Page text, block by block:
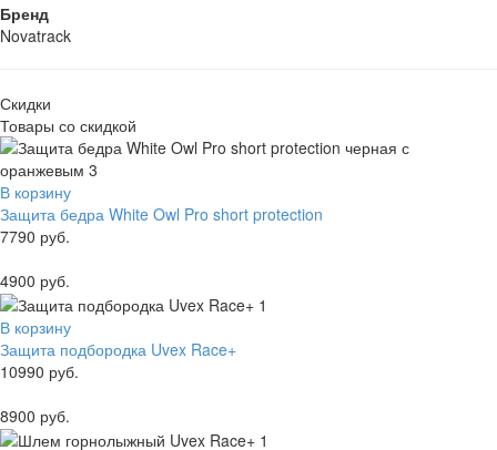
Бренд
Novatrack
Скидки
Товары со скидкой
В корзину
Защита бедра White Owl Pro short protection
7790 руб.
4900 руб.
В корзину
Защита подбородка Uvex Race+
10990 руб.
8900 руб.